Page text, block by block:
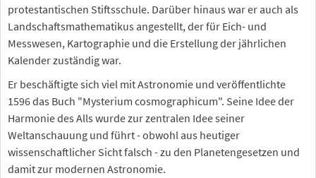
protestantischen Stiftsschule. Darüber hinaus war er auch als
Landschaftsmathematikus angestellt, der für Eich- und
Messwesen, Kartographie und die Erstellung der jährlichen
Kalender zuständig war.
Er beschäftigte sich viel mit Astronomie und veröffentlichte
1596 das Buch "Mysterium cosmographicum". Seine Idee der
Harmonie des Alls wurde zur zentralen Idee seiner
Weltanschauung und führt - obwohl aus heutiger
wissenschaftlicher Sicht falsch - zu den Planetengesetzen und
damit zur modernen Astronomie.